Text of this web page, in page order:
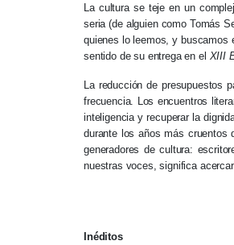
La cultura se teje en un
seria (de alguien como Tomás
quienes lo leemos, y buscamos
sentido de su entrega en el XIII
La reducción de
frecuencia. Los encuentros
inteligencia y recuperar la
durante los años más cruentos
generadores de cultura:
nuestras voces, significa
Inéditos